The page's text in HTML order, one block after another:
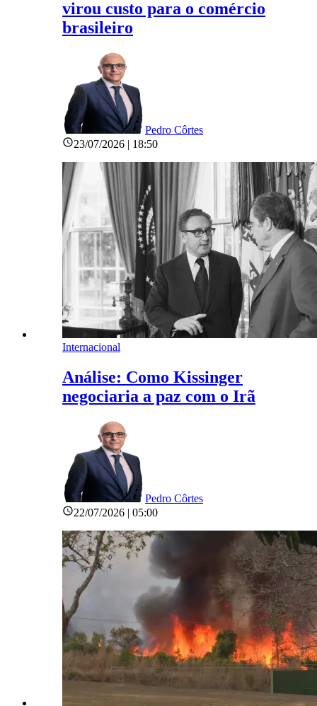
virou custo para o comércio
brasileiro
Pedro Côrtes
23/07/2026 | 18:50
Internacional
Análise: Como Kissinger
negociaria a paz com o Irã
Pedro Côrtes
22/07/2026 | 05:00